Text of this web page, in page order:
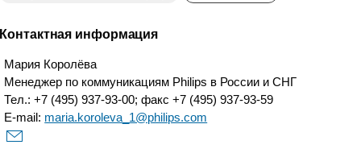
Контактная информация
Мария Королёва
Менеджер по коммуникациям Philips в России и СНГ
Тел.: +7 (495) 937-93-00; факс +7 (495) 937-93-59
E-mail: maria.koroleva_1@philips.com